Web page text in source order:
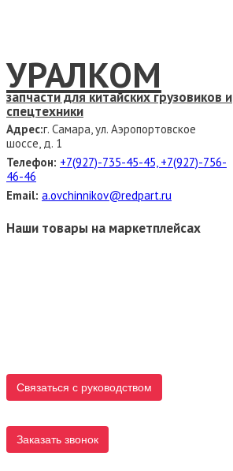
УРАЛКОМ
запчасти для китайских грузовиков и
спецтехники
Адрес:г. Самара, ул. Аэропортовское
шоссе, д. 1
Телефон: +7(927)-735-45-45, +7(927)-756-
46-46
Email: a.ovchinnikov@redpart.ru
Наши товары на маркетплейсах
Связаться с руководством
Заказать звонок